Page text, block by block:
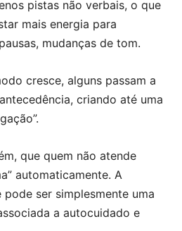
pistas não verbais, o que
mais energia para
mudanças de tom.
cresce, alguns passam a
criando até uma
que quem não atende
automaticamente. A
ser simplesmente uma
a autocuidado e